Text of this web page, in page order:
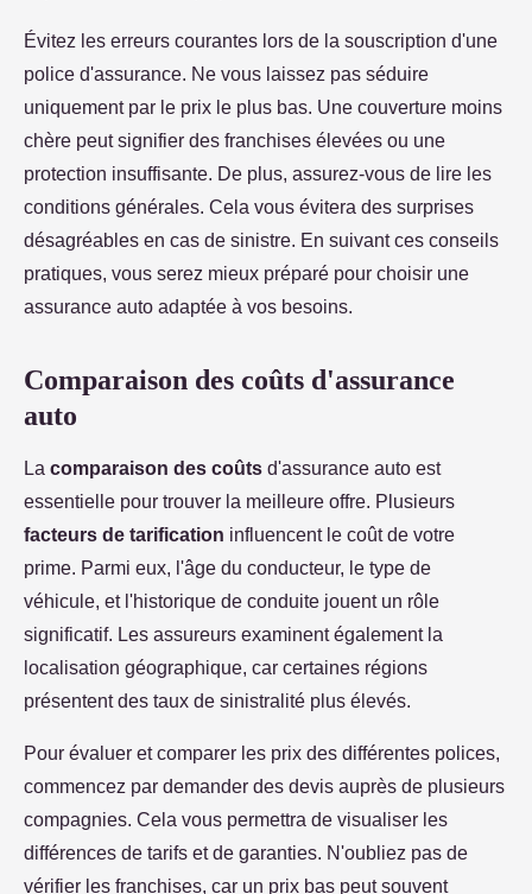
Évitez les erreurs courantes lors de la souscription d'une
police d'assurance. Ne vous laissez pas séduire
uniquement par le prix le plus bas. Une couverture moins
chère peut signifier des franchises élevées ou une
protection insuffisante. De plus, assurez-vous de lire les
conditions générales. Cela vous évitera des surprises
désagréables en cas de sinistre. En suivant ces conseils
pratiques, vous serez mieux préparé pour choisir une
assurance auto adaptée à vos besoins.
Comparaison des coûts d'assurance
auto
La comparaison des coûts d'assurance auto est
essentielle pour trouver la meilleure offre. Plusieurs
facteurs de tarification influencent le coût de votre
prime. Parmi eux, l'âge du conducteur, le type de
véhicule, et l'historique de conduite jouent un rôle
significatif. Les assureurs examinent également la
localisation géographique, car certaines régions
présentent des taux de sinistralité plus élevés.
Pour évaluer et comparer les prix des différentes polices,
commencez par demander des devis auprès de plusieurs
compagnies. Cela vous permettra de visualiser les
différences de tarifs et de garanties. N'oubliez pas de
vérifier les franchises, car un prix bas peut souvent